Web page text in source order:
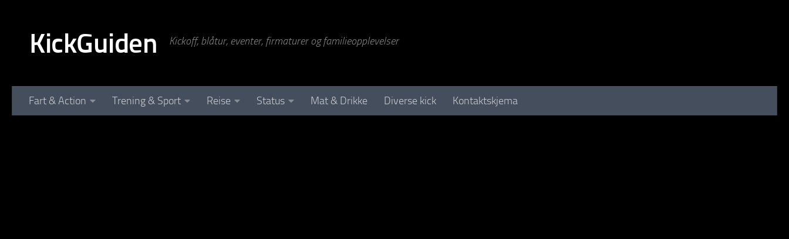
KickGuiden Kickoff, blåtur, eventer, firmaturer og familieopplevelser
Fart & Action Trening & Sport Reise Status Mat & Drikke Diverse kick Kontaktskjema